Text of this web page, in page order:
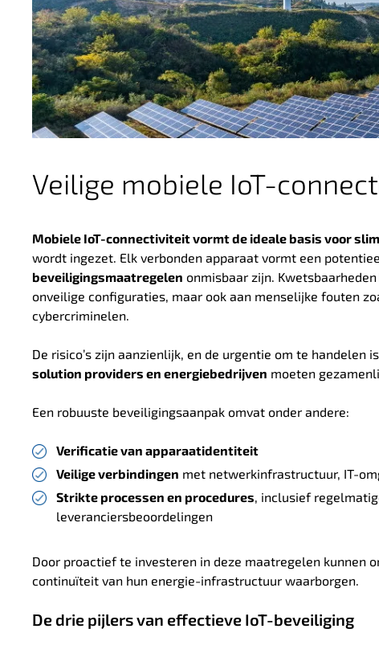
Veilige mobiele IoT-
Mobiele IoT-connectiviteit vormt de ideale basis voor
wordt ingezet. Elk verbonden apparaat vormt een
beveiligingsmaatregelen onmisbaar zijn.
onveilige configuraties, maar ook aan menselijke fouten
cybercriminelen.
De risico’s zijn aanzienlijk, en de urgentie om te handelen
solution providers en energiebedrijven moeten
Een robuuste beveiligingsaanpak omvat onder andere:
Verificatie van apparaatidentiteit
Veilige verbindingen met netwerkinfrastructuur, IT-
Strikte processen en procedures, inclusief
leveranciersbeoordelingen
Door proactief te investeren in deze maatregelen kunnen
continuïteit van hun energie-infrastructuur waarborgen.
De drie pijlers van effectieve IoT-beveiliging